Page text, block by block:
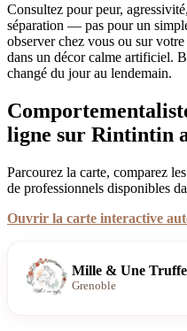
Consultez pour peur,
séparation — pas pour un
observer chez vous ou sur
dans un décor calme artificiel.
changé du jour au lendemain.
ligne sur Rintintin
Parcourez la carte, comparez
de professionnels disponibles
Ouvrir la carte interactive
Mille & Une
Grenoble